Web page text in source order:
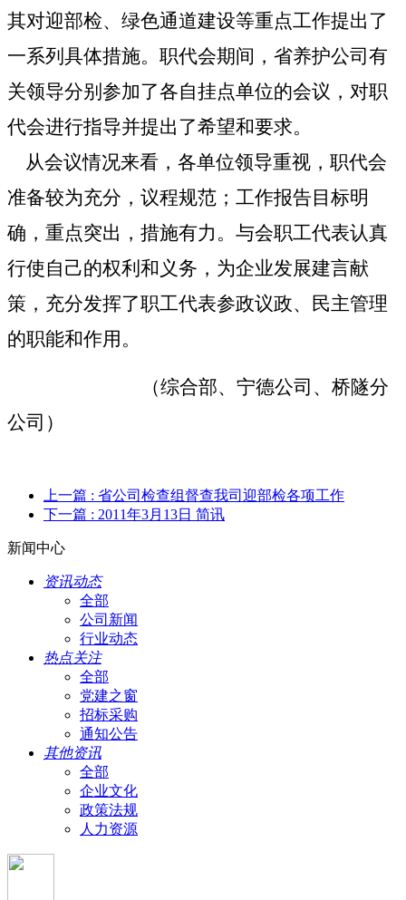
其对迎部检、绿色通道建设等重点工作提出了
一系列具体措施。职代会期间，省养护公司有
关领导分别参加了各自挂点单位的会议，对职
代会进行指导并提出了希望和要求。
从会议情况来看，各单位领导重视，职代会
准备较为充分，议程规范；工作报告目标明
确，重点突出，措施有力。与会职工代表认真
行使自己的权利和义务，为企业发展建言献
策，充分发挥了职工代表参政议政、民主管理
的职能和作用。
（综合部、宁德公司、桥隧分
公司）
上一篇 : 省公司检查组督查我司迎部检各项工作
下一篇 : 2011年3月13日 简讯
新闻中心
资讯动态
全部
公司新闻
行业动态
热点关注
全部
党建之窗
招标采购
通知公告
其他资讯
全部
企业文化
政策法规
人力资源